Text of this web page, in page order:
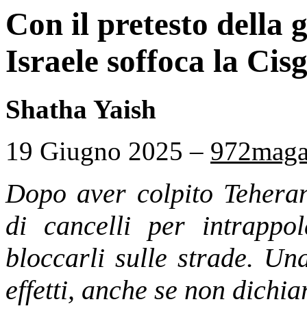
Con il pretesto della
Israele soffoca la
Shatha Yaish
19 Giugno 2025 –
Dopo aver colpito
di cancelli per
bloccarli sulle strade.
effetti, anche se non